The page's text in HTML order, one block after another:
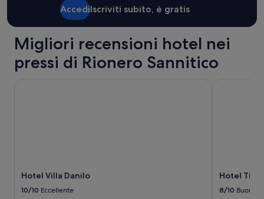
i
AccediIscriviti subito, è gratis
Migliori recensioni hotel nei
pressi di Rionero Sannitico
Hotel Villa Danilo
10/10 Eccellente
Hotel
8/10 Buono